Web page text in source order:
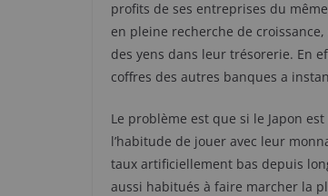
profits de ses entreprises du
en pleine recherche de
des yens dans leur trésorerie. En
coffres des autres banques a
Le problème est que si le Japon
l’habitude de jouer avec leur
taux artificiellement bas depuis
aussi habitués à faire marcher la